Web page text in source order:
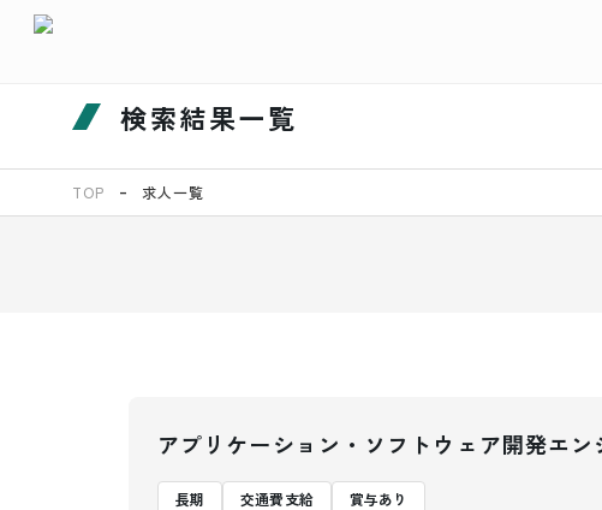
検索結果一覧
TOP 求人一覧
アプリケーション・ソフトウェア開発エン
長期 交通費支給 賞与あり